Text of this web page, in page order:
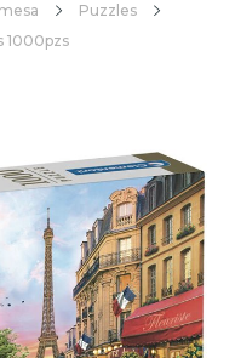
Puzzles
1000pzs